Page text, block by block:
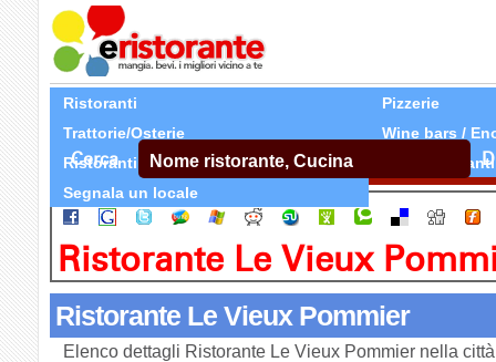
Ristoranti
Pizzerie
Trattorie/Osterie
Wine bars /
Ristoranti Etnici
Tutti Ristoranti
Segnala un locale
Cerca
Ristorante Le Vieux
Ristorante Le Vieux Pommier
Elenco dettagli Ristorante Le Vieux Pommier nella